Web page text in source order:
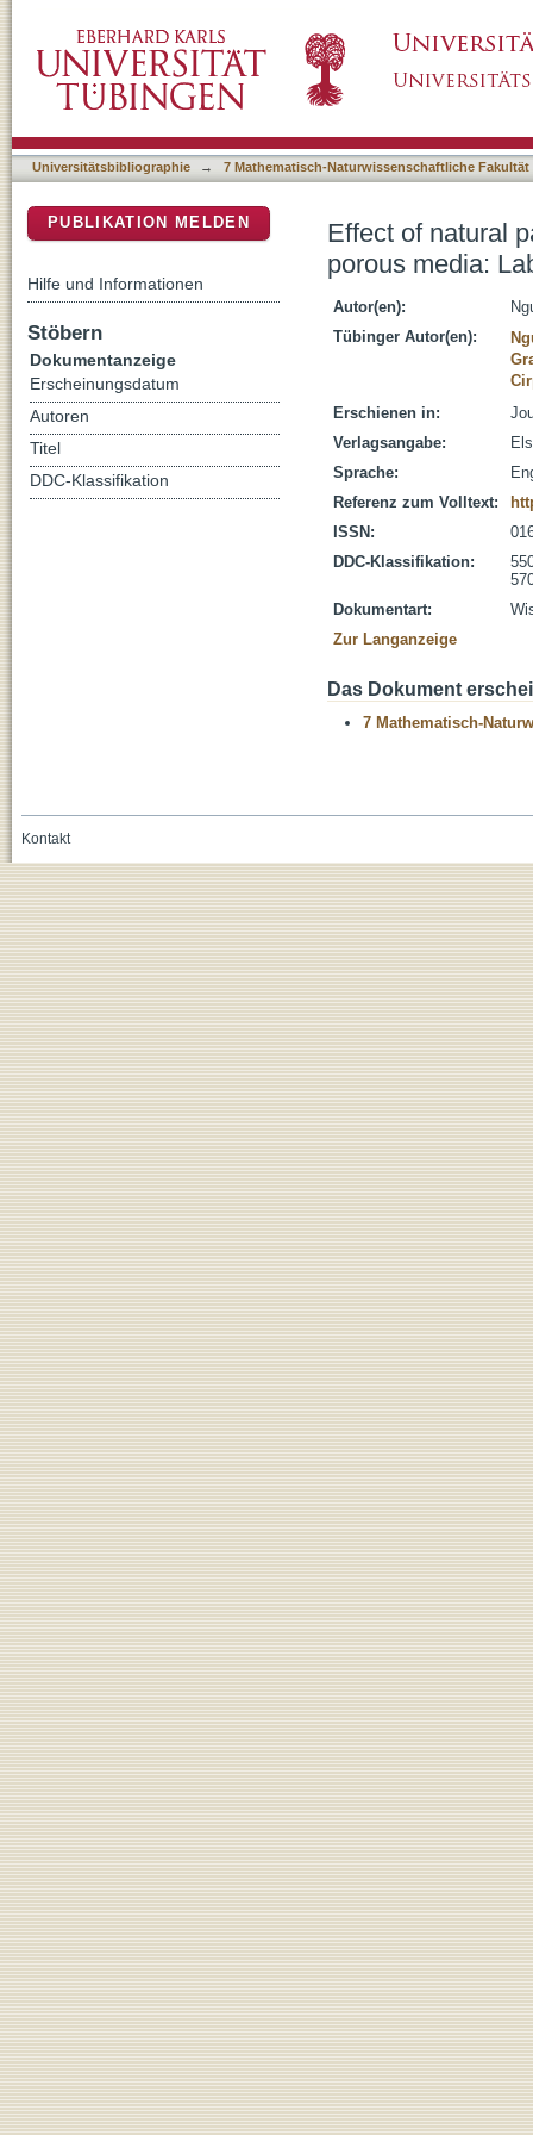
experiments and model-based analysis
Universitätsbibliographie → 7 Mathematisch-Naturwissenschaftliche Fakultät
Effect of natural
porous media:
Autor(en):
Tübinger Autor(en):
Erschienen in:
Verlagsangabe:
Sprache:
Referenz zum Volltext:
ISSN:
DDC-Klassifikation:
Dokumentart:
Zur Langanzeige
Das Dokument
7 Mathematisch-
PUBLIKATION MELDEN
Hilfe und Informationen
Stöbern
Dokumentanzeige
Erscheinungsdatum
Autoren
Titel
DDC-Klassifikation
Kontakt